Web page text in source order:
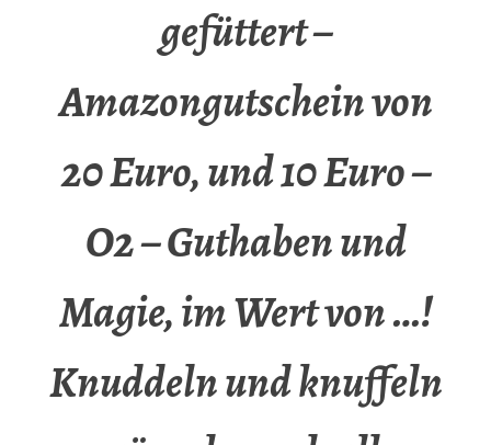
gefüttert –
Amazongutschein von
20 Euro, und 10 Euro –
O2 – Guthaben und
Magie, im Wert von …!
Knuddeln und knuffeln